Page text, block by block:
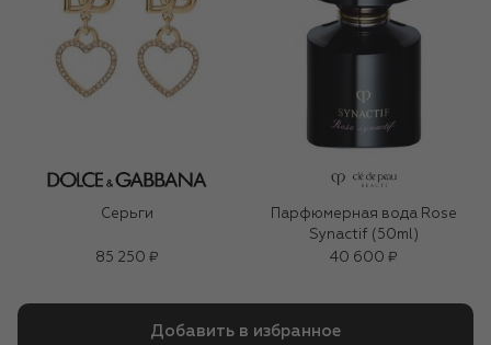
Серьги
85 250 ₽
Парфюмерная вода Rose
Synactif (50ml)
40 600 ₽
Добавить в избранное